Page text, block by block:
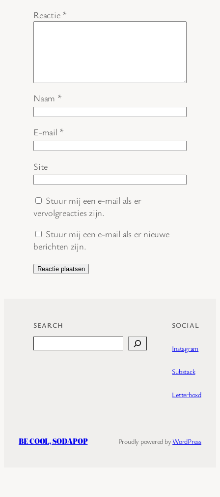
Reactie *
Naam *
E-mail *
Site
Stuur mij een e-mail als er
vervolgreacties zijn.
Stuur mij een e-mail als er nieuwe
berichten zijn.
SEARCH SOCIAL
Instagram
Substack
Letterboxd
BE COOL, SODAPOP Proudly powered byWordPress